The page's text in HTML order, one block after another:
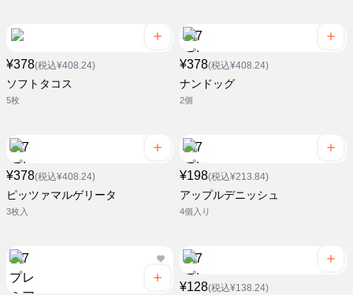
¥378(税込¥408.24)
ソフトタコス
5枚
¥378(税込¥408.24)
ナンドッグ
2個
¥378(税込¥408.24)
ピッツァマルゲリータ
3枚入
¥198(税込¥213.84)
アップルデニッシュ
4個入り
¥128(税込¥138.24)